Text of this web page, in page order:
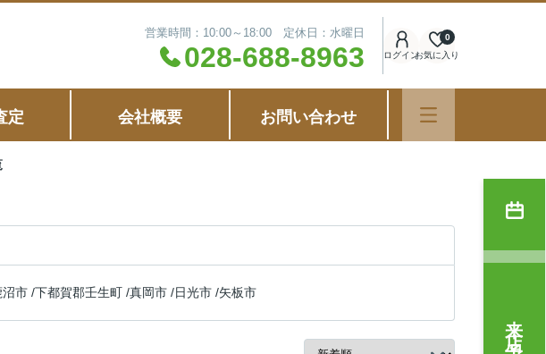
営業時間：10:00～18:00 定休日：水曜日
028-688-8963 ログインお気に入り
0
定 会社概要 お問い合わせ
沼市 /下都賀郡壬生町 /真岡市 /日光市 /矢板市
来店予約